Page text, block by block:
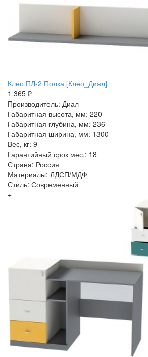
Клео ПЛ-2 Полка [Клео_Диал]
1 365 ₽
Производитель: Диал
Габаритная высота, мм: 220
Габаритная глубина, мм: 236
Габаритная ширина, мм: 1300
Вес, кг: 9
Гарантийный срок мес.: 18
Страна: Россия
Материалы: ЛДСП/МДФ
Стиль: Современный
+